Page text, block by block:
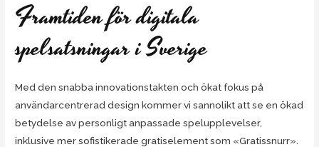
Framtiden för digitala
spelsatsningar i Sverige
Med den snabba innovationstakten och ökat fokus på
användarcentrerad design kommer vi sannolikt att se en ökad
betydelse av personligt anpassade spelupplevelser,
inklusive mer sofistikerade gratiselement som «Gratissnurr».